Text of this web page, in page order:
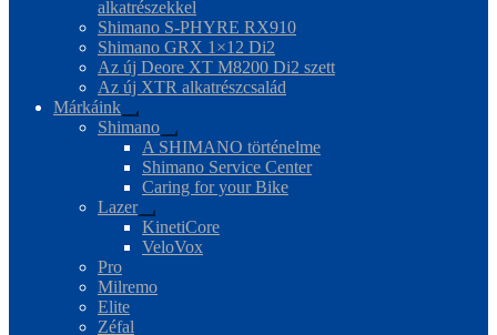
alkatrészekkel
Shimano S-PHYRE RX910
Shimano GRX 1×12 Di2
Az új Deore XT M8200 Di2 szett
Az új XTR alkatrészcsalád
Márkáink
Expand
child
menu
Shimano
Expand
child
menu
A SHIMANO történelme
Shimano Service Center
Caring for your Bike
Lazer
Expand
child
menu
KinetiCore
VeloVox
Pro
Milremo
Elite
Zéfal